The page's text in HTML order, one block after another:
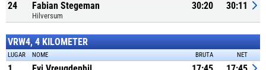
24 Fabian Stegeman
Hilversum
30:20 30:11
VRW4, 4 KILOMETER
LUGAR NOME BRUTA NET